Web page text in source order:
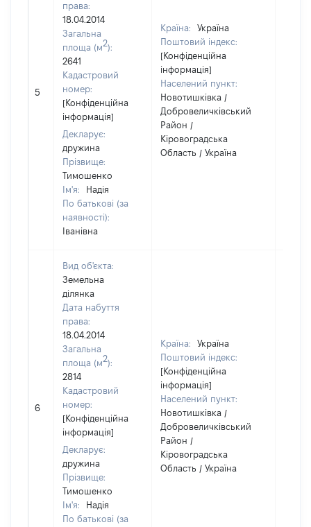
5
права:
18.04.2014
Загальна
площа (м2):
2641
Кадастровий
номер:
[Конфіденційна
інформація]
Декларує:
дружина
Прізвище:
Тимошенко
Ім'я:
Надія
По батькові (за
наявності):
Іванівна
Країна:
Україна
Поштовий індекс:
[Конфіденційна
інформація]
Населений пункт:
Новотишківка /
Добровеличківський
Район /
Кіровоградська
Область / Україна
6
Вид об'єкта:
Земельна
ділянка
Дата набуття
права:
18.04.2014
Загальна
площа (м2):
2814
Кадастровий
номер:
[Конфіденційна
інформація]
Декларує:
дружина
Прізвище:
Тимошенко
Ім'я:
Надія
По батькові (за
Країна:
Україна
Поштовий індекс:
[Конфіденційна
інформація]
Населений пункт:
Новотишківка /
Добровеличківський
Район /
Кіровоградська
Область / Україна